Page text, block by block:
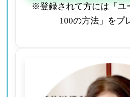
※登録されて方には「ユ
100の方法」をプ